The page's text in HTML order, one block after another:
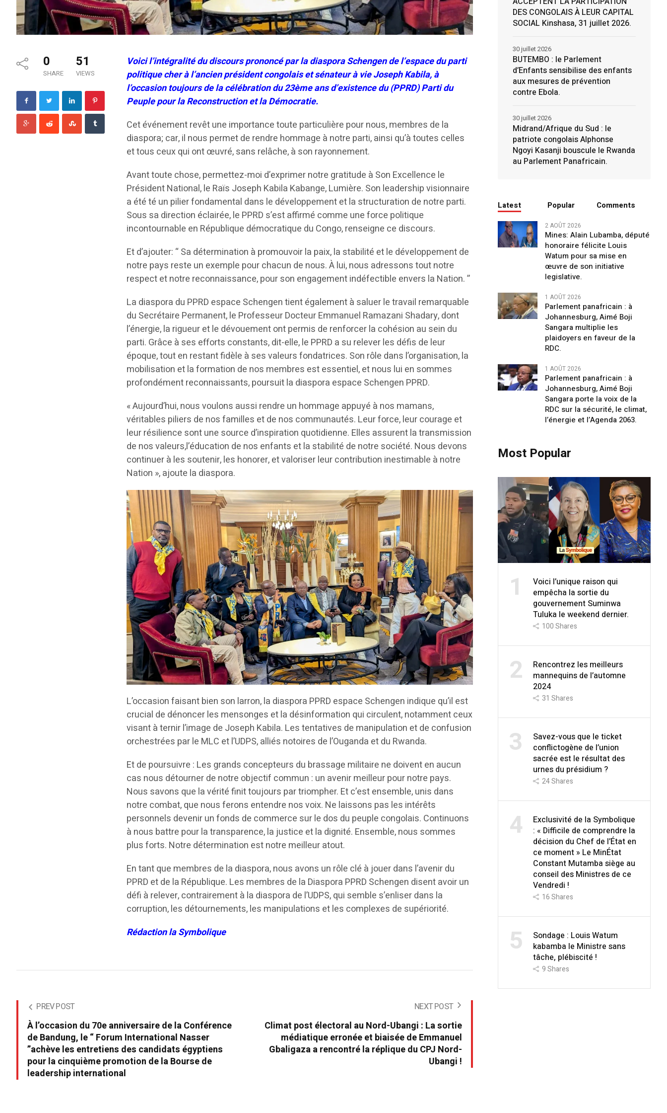
0
SHARE
51
VIEWS
Voici l’intégralité du discours prononcé par la diaspora Schengen de l’espace du parti
politique cher à l’ancien président congolais et sénateur à vie Joseph Kabila, à
l’occasion toujours de la célébration du 23ème ans d’existence du (PPRD) Parti du
Peuple pour la Reconstruction et la Démocratie.
Cet événement revêt une importance toute particulière pour nous, membres de la
diaspora; car, il nous permet de rendre hommage à notre parti, ainsi qu’à toutes celles
et tous ceux qui ont œuvré, sans relâche, à son rayonnement.
Avant toute chose, permettez-moi d’exprimer notre gratitude à Son Excellence le
Président National, le Raïs Joseph Kabila Kabange, Lumière. Son leadership visionnaire
a été té un pilier fondamental dans le développement et la structuration de notre parti.
Sous sa direction éclairée, le PPRD s’est affirmé comme une force politique
incontournable en République démocratique du Congo, renseigne ce discours.
Et d’ajouter: “ Sa détermination à promouvoir la paix, la stabilité et le développement de
notre pays reste un exemple pour chacun de nous. À lui, nous adressons tout notre
respect et notre reconnaissance, pour son engagement indéfectible envers la Nation. ”
La diaspora du PPRD espace Schengen tient également à saluer le travail remarquable
du Secrétaire Permanent, le Professeur Docteur Emmanuel Ramazani Shadary, dont
l’énergie, la rigueur et le dévouement ont permis de renforcer la cohésion au sein du
parti. Grâce à ses efforts constants, dit-elle, le PPRD a su relever les défis de leur
époque, tout en restant fidèle à ses valeurs fondatrices. Son rôle dans l’organisation, la
mobilisation et la formation de nos membres est essentiel, et nous lui en sommes
profondément reconnaissants, poursuit la diaspora espace Schengen PPRD.
« Aujourd’hui, nous voulons aussi rendre un hommage appuyé à nos mamans,
véritables piliers de nos familles et de nos communautés. Leur force, leur courage et
leur résilience sont une source d’inspiration quotidienne. Elles assurent la transmission
de nos valeurs,l’éducation de nos enfants et la stabilité de notre société. Nous devons
continuer à les soutenir, les honorer, et valoriser leur contribution inestimable à notre
Nation », ajoute la diaspora.
L’occasion faisant bien son larron, la diaspora PPRD espace Schengen indique qu’il est
crucial de dénoncer les mensonges et la désinformation qui circulent, notamment ceux
visant à ternir l’image de Joseph Kabila. Les tentatives de manipulation et de confusion
orchestrées par le MLC et l’UDPS, alliés notoires de l’Ouganda et du Rwanda.
Et de poursuivre : Les grands concepteurs du brassage militaire ne doivent en aucun
cas nous détourner de notre objectif commun : un avenir meilleur pour notre pays.
Nous savons que la vérité finit toujours par triompher. Et c’est ensemble, unis dans
notre combat, que nous ferons entendre nos voix. Ne laissons pas les intérêts
personnels devenir un fonds de commerce sur le dos du peuple congolais. Continuons
à nous battre pour la transparence, la justice et la dignité. Ensemble, nous sommes
plus forts. Notre détermination est notre meilleur atout.
En tant que membres de la diaspora, nous avons un rôle clé à jouer dans l’avenir du
PPRD et de la République. Les membres de la Diaspora PPRD Schengen disent avoir un
défi à relever, contrairement à la diaspora de l’UDPS, qui semble s’enliser dans la
corruption, les détournements, les manipulations et les complexes de supériorité.
Rédaction la Symbolique
PREV POST
À l’occasion du 70e anniversaire de la Conférence
de Bandung, le “ Forum International Nasser
”achève les entretiens des candidats égyptiens
pour la cinquième promotion de la Bourse de
leadership international
NEXT POST
Climat post électoral au Nord-Ubangi : La sortie
médiatique erronée et biaisée de Emmanuel
Gbaligaza a rencontré la réplique du CPJ Nord-
Ubangi !
DES CONGOLAIS À LEUR CAPITAL
SOCIAL Kinshasa, 31 juillet 2026.
BUTEMBO : le Parlement
d’Enfants sensibilise des enfants
aux mesures de prévention
contre Ebola.
30 juillet 2026
Midrand/Afrique du Sud : le
patriote congolais Alphonse
Ngoyi Kasanji bouscule le Rwanda
au Parlement Panafricain.
30 juillet 2026
Latest Popular Comments
2 AOÛT 2026
Mines: Alain Lubamba, député
honoraire félicite Louis
Watum pour sa mise en
œuvre de son initiative
legislative.
1 AOÛT 2026
Parlement panafricain : à
Johannesburg, Aimé Boji
Sangara multiplie les
plaidoyers en faveur de la
RDC.
1 AOÛT 2026
Parlement panafricain : à
Johannesburg, Aimé Boji
Sangara porte la voix de la
RDC sur la sécurité, le climat,
l’énergie et l’Agenda 2063.
Most Popular
1
Voici l’unique raison qui
empêcha la sortie du
gouvernement Suminwa
Tuluka le weekend dernier.
100Shares
2
Rencontrez les meilleurs
mannequins de l’automne
2024
31 Shares
3
Savez-vous que le ticket
conflictogène de l’union
sacrée est le résultat des
urnes du présidium ?
24Shares
4
Exclusivité de la Symbolique
: « Difficile de comprendre la
décision du Chef de l’État en
ce moment » Le MinÉtat
Constant Mutamba siège au
conseil des Ministres de ce
Vendredi !
16Shares
5
Sondage : Louis Watum
kabamba le Ministre sans
tâche, plébiscité !
9Shares